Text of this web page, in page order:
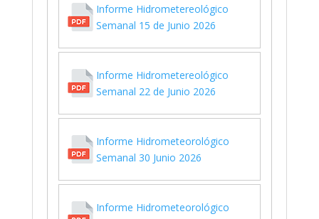
Informe Hidrometereológico
Semanal 15 de Junio 2026
Informe Hidrometereológico
Semanal 22 de Junio 2026
Informe Hidrometeorológico
Semanal 30 Junio 2026
Informe Hidrometeorológico